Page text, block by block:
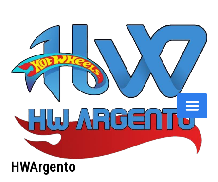
HWArgento